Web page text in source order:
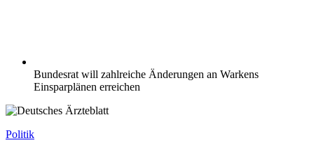
Bundesrat will zahlreiche Änderungen an Warkens
Einsparplänen erreichen
Politik